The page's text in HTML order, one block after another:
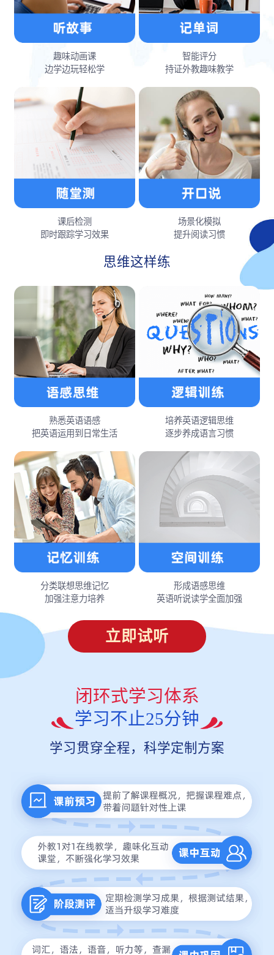
趣味动画课
边学边玩轻松学
智能评分
持证外教趣味教学
课后检测
即时跟踪学习效果
场景化模拟
提升阅读习惯
思维这样练
熟悉英语语感
把英语运用到日常生活
培养英语逻辑思维
逐步养成语言习惯
分类联想思维记忆
加强注意力培养
形成语感思维
英语听说读学全面加强
立即试听
闭环式学习体系
学习不止25分钟
学习贯穿全程，科学定制方案